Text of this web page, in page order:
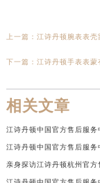
上一篇： 江诗丹顿腕表表壳
下一篇： 江诗丹顿手表表蒙
相关文章